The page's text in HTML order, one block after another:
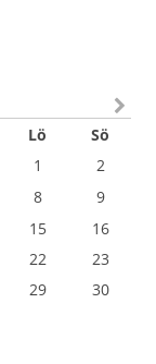
Lö
Sö
1
2
8
9
15
16
22
23
29
30